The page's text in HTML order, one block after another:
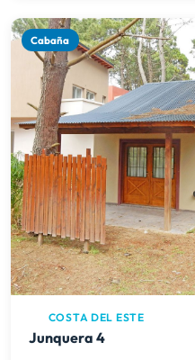
Cabaña
COSTA DEL ESTE
Junquera 4